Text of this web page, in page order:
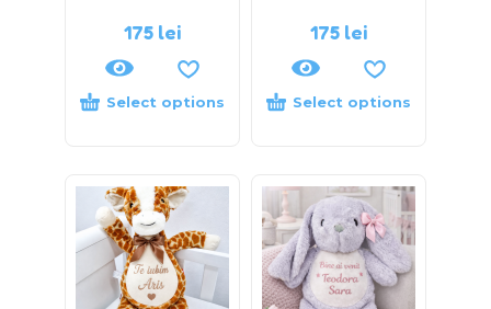
175 lei
Select options
175 lei
Select options